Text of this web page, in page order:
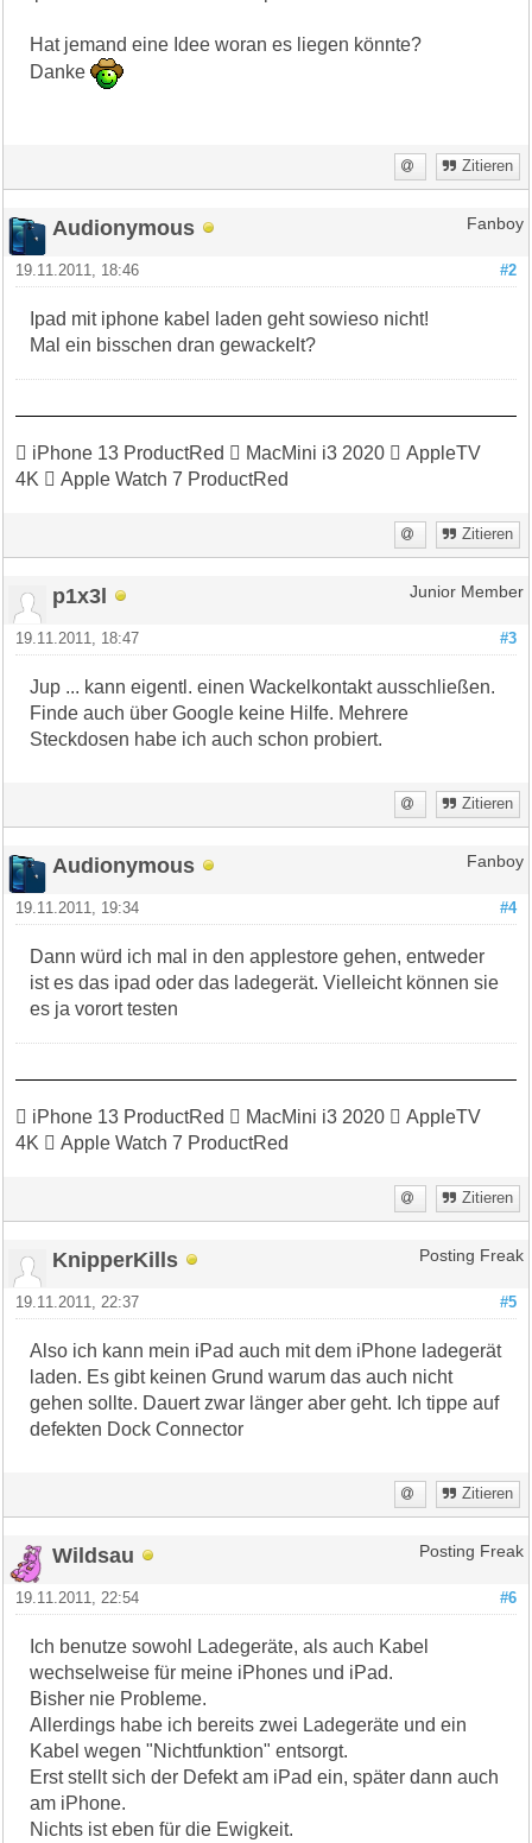
Hat jemand eine Idee woran es liegen könnte?
Danke
Zitieren
Audionymous Fanboy
#2
19.11.2011, 18:46
Ipad mit iphone kabel laden geht sowieso nicht!
Mal ein bisschen dran gewackelt?
 iPhone 13 ProductRed  MacMini i3 2020  AppleTV
4K  Apple Watch 7 ProductRed
Zitieren
p1x3l Junior Member
#3
19.11.2011, 18:47
Jup ... kann eigentl. einen Wackelkontakt ausschließen.
Finde auch über Google keine Hilfe. Mehrere
Steckdosen habe ich auch schon probiert.
Zitieren
Audionymous Fanboy
#4
19.11.2011, 19:34
Dann würd ich mal in den applestore gehen, entweder
ist es das ipad oder das ladegerät. Vielleicht können sie
es ja vorort testen
 iPhone 13 ProductRed  MacMini i3 2020  AppleTV
4K  Apple Watch 7 ProductRed
Zitieren
KnipperKills Posting Freak
#5
19.11.2011, 22:37
Also ich kann mein iPad auch mit dem iPhone ladegerät
laden. Es gibt keinen Grund warum das auch nicht
gehen sollte. Dauert zwar länger aber geht. Ich tippe auf
defekten Dock Connector
Zitieren
Wildsau Posting Freak
#6
19.11.2011, 22:54
Ich benutze sowohl Ladegeräte, als auch Kabel
wechselweise für meine iPhones und iPad.
Bisher nie Probleme.
Allerdings habe ich bereits zwei Ladegeräte und ein
Kabel wegen "Nichtfunktion" entsorgt.
Erst stellt sich der Defekt am iPad ein, später dann auch
am iPhone.
Nichts ist eben für die Ewigkeit.